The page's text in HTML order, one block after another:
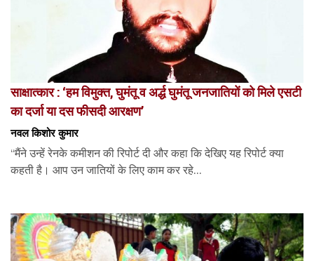
साक्षात्कार : ‘हम विमुक्त, घुमंतू व अर्द्ध घुमंतू जनजातियों को मिले एसटी
का दर्जा या दस फीसदी आरक्षण’
नवल किशोर कुमार
“मैंने उन्हें रेनके कमीशन की रिपोर्ट दी और कहा कि देखिए यह रिपोर्ट क्या
कहती है। आप उन जातियों के लिए काम कर रहे...